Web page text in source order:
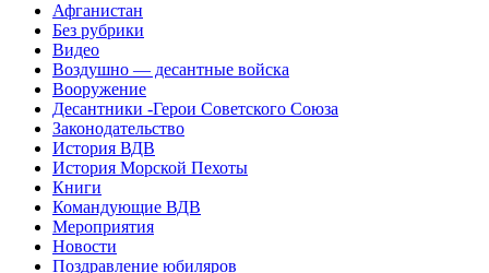
Афганистан
Без рубрики
Видео
Воздушно — десантные войска
Вооружение
Десантники -Герои Советского Союза
Законодательство
История ВДВ
История Морской Пехоты
Книги
Командующие ВДВ
Мероприятия
Новости
Поздравление юбиляров